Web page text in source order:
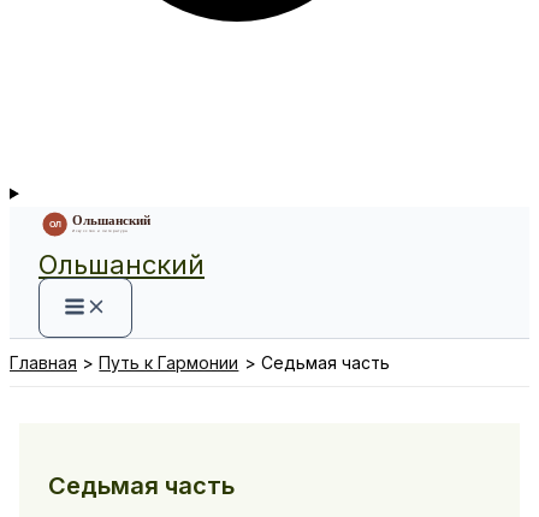
Ольшанский
Главная Путь к Гармонии Седьмая часть
Седьмая часть